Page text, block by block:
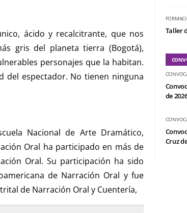
ácido y recalcitrante, que nos
gris del planeta tierra (Bogotá),
personajes que la habitan.
del espectador. No tienen ninguna
Nacional de Arte Dramático,
Oral ha participado en más de
Oral. Su participación ha sido
de Narración Oral y fue
de Narración Oral y Cuentería,
Taller
de
Cruz